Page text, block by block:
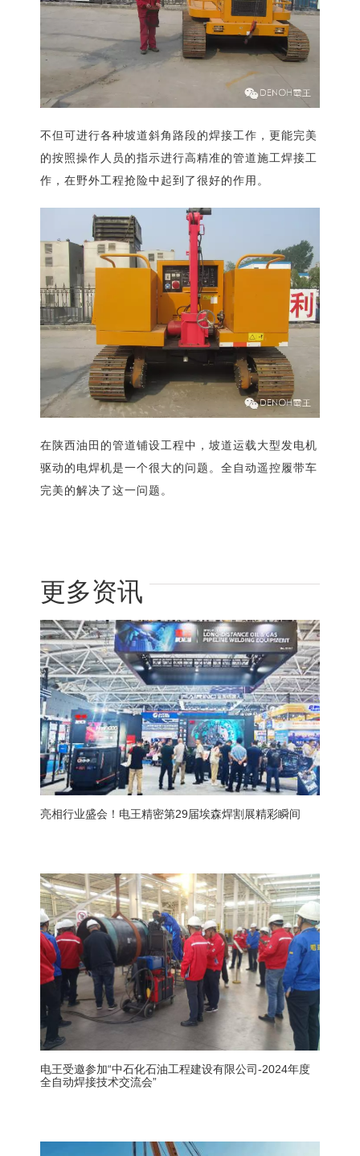
不但可进行各种坡道斜角路段的焊接工作，更能完美
的按照操作人员的指示进行高精准的管道施工焊接工
作，在野外工程抢险中起到了很好的作用。
在陕西油田的管道铺设工程中，坡道运载大型发电机
驱动的电焊机是一个很大的问题。全自动遥控履带车
完美的解决了这一问题。
更多资讯
亮相行业盛会！电王精密第29届埃森焊割展精彩瞬间
电王受邀参加“中石化石油工程建设有限公司-2024年度
全自动焊接技术交流会”